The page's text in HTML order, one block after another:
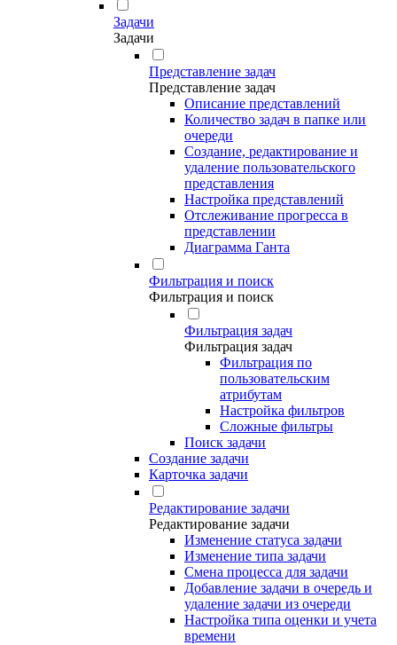
Задачи
Задачи
Представление задач
Представление задач
Описание представлений
Количество задач в папке или
очереди
Создание, редактирование и
удаление пользовательского
представления
Настройка представлений
Отслеживание прогресса в
представлении
Диаграмма Ганта
Фильтрация и поиск
Фильтрация и поиск
Фильтрация задач
Фильтрация задач
Фильтрация по
пользовательским
атрибутам
Настройка фильтров
Сложные фильтры
Поиск задачи
Создание задачи
Карточка задачи
Редактирование задачи
Редактирование задачи
Изменение статуса задачи
Изменение типа задачи
Смена процесса для задачи
Добавление задачи в очередь и
удаление задачи из очереди
Настройка типа оценки и учета
времени